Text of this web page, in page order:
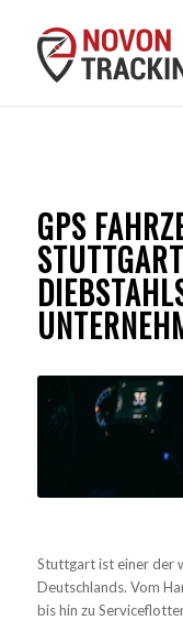
GPS
Stuttgart ist einer der
Deutschlands. Vom
bis hin zu